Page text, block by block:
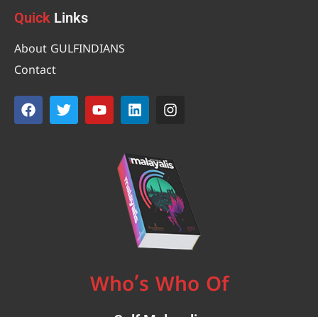
Quick Links
About GULFINDIANS
Contact
Who’s Who Of